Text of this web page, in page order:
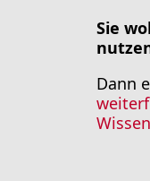
Sie
Dann